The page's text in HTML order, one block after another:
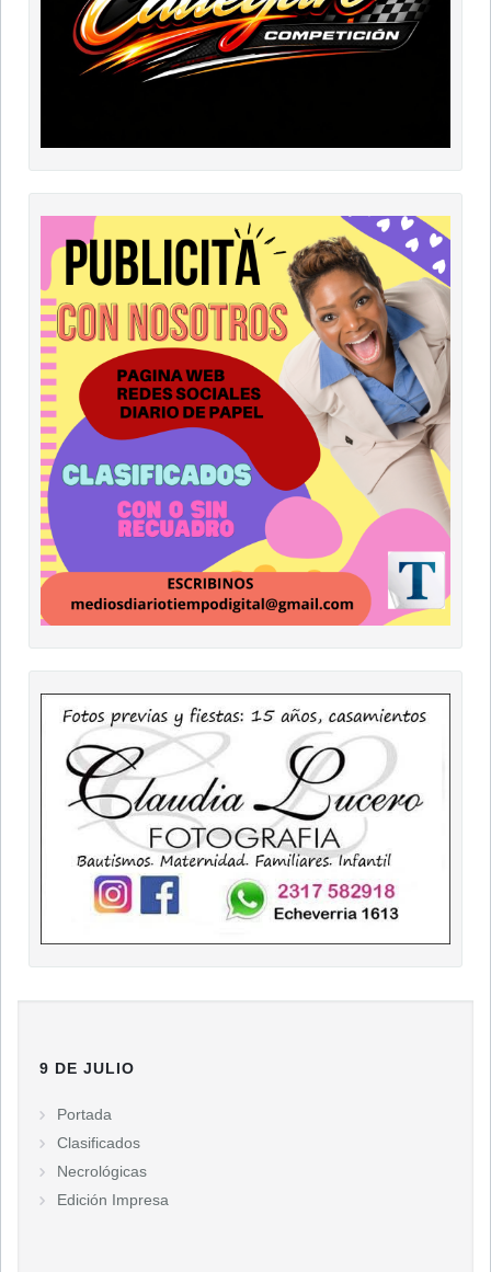
9 DE JULIO
Portada
Clasificados
Necrológicas
Edición Impresa